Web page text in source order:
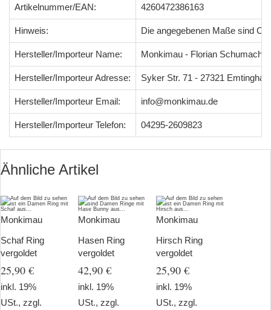
Artikelnummer/EAN: 4260472386163
Hinweis: Die angegebenen Maße sind
Hersteller/Importeur Name: Monkimau - Florian Schumacher
Hersteller/Importeur Adresse: Syker Str. 71 - 27321
Hersteller/Importeur Email: info@monkimau.de
Hersteller/Importeur Telefon: 04295-2609823
Ähnliche Artikel
Monkimau
Schaf Ring
vergoldet
25,90 €
inkl. 19%
USt., zzgl.
Monkimau
Hasen Ring
vergoldet
42,90 €
inkl. 19%
USt., zzgl.
Monkimau
Hirsch Ring
vergoldet
25,90 €
inkl. 19%
USt., zzgl.